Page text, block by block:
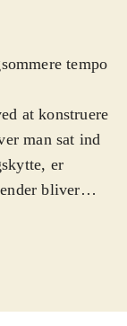
tempo
at konstruere
man sat ind
er
bliver
der